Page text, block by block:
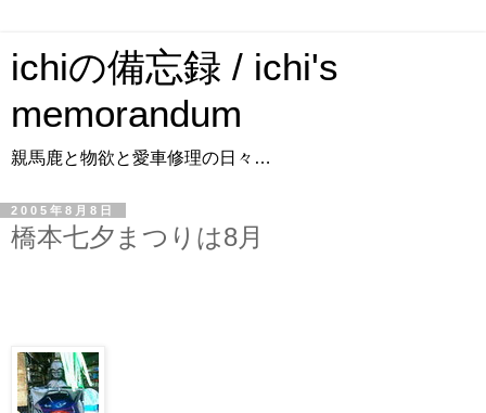
ichiの備忘録 / ichi's
memorandum
親馬鹿と物欲と愛車修理の日々…
2005年8月8日
橋本七夕まつりは8月